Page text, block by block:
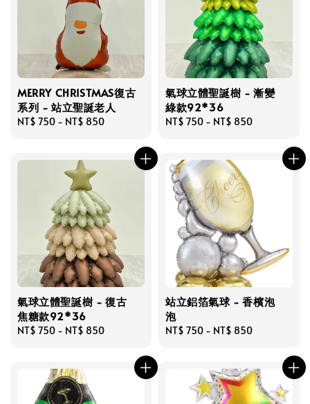
MERRY CHRISTMAS復古
系列 - 站立聖誕老人
Regular
NT$ 750 - NT$ 850
氣球立體聖誕樹 - 漸變
綠款92*36
Regular
NT$ 750 - NT$ 850
氣球立體聖誕樹 - 復古
焦糖款92*36
Regular
NT$ 750 - NT$ 850
站立鋁箔氣球 - 香檳泡
泡
Regular
NT$ 750 - NT$ 850